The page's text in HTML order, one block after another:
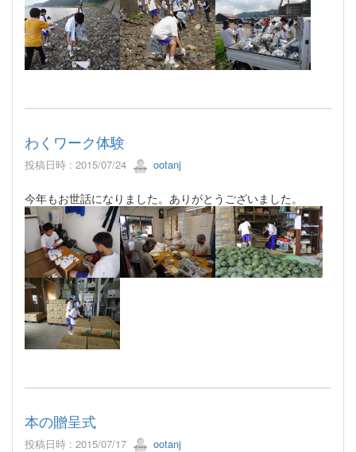
わくワーク体験
投稿日時 : 2015/07/24 ootanj
今年もお世話になりました。ありがとうございました。
本の贈呈式
投稿日時 : 2015/07/17 ootanj